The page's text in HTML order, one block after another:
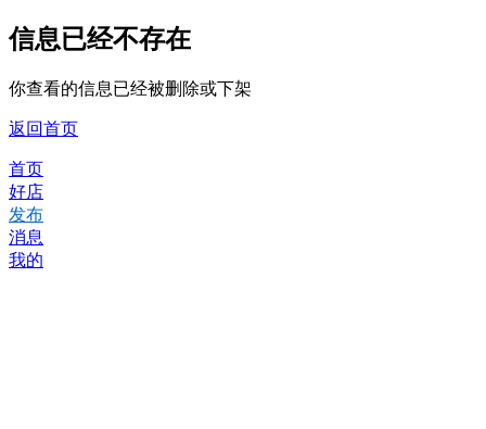
信息已经不存在
你查看的信息已经被删除或下架
返回首页
首页
好店
发布
消息
我的